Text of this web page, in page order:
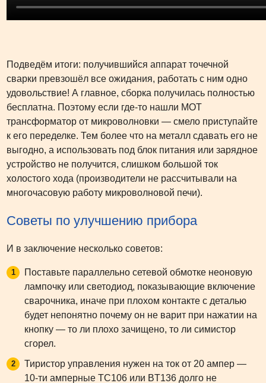
Подведём итоги: получившийся аппарат точечной
сварки превзошёл все ожидания, работать с ним одно
удовольствие! А главное, сборка получилась полностью
бесплатна. Поэтому если где-то нашли МОТ
трансформатор от микроволновки — смело приступайте
к его переделке. Тем более что на металл сдавать его не
выгодно, а использовать под блок питания или зарядное
устройство не получится, слишком большой ток
холостого хода (производители не рассчитывали на
многочасовую работу микроволновой печи).
Советы по улучшению прибора
И в заключение несколько советов:
Поставьте параллельно сетевой обмотке неоновую
лампочку или светодиод, показывающие включение
сварочника, иначе при плохом контакте с деталью
будет непонятно почему он не варит при нажатии на
кнопку — то ли плохо зачищено, то ли симистор
сгорел.
Тиристор управления нужен на ток от 20 ампер —
10-ти амперные ТС106 или BT136 долго не